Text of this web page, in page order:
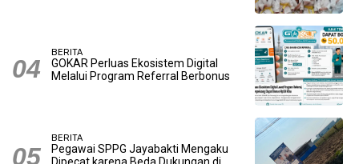
BERITA
GOKAR Perluas Ekosistem Digital
Melalui Program Referral Berbonus
BERITA
Pegawai SPPG Jayabakti Mengaku
Dipecat karena Beda Dukungan di